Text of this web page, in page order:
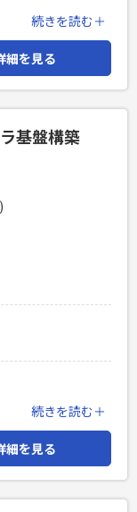
・実行を支援し
各拠点への展開
地域やプロジェ
してきた経験を
スキルを有する
以上
続きを読む＋
細を見る
基盤構築
行っていただきま
設計・構築、運
ます。 元請けは
続きを読む＋
細を見る